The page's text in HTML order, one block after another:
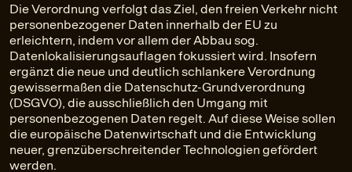
Die Verordnung verfolgt das Ziel, den freien Verkehr nicht
personenbezogener Daten innerhalb der EU zu
erleichtern, indem vor allem der Abbau sog.
Datenlokalisierungsauflagen fokussiert wird. Insofern
ergänzt die neue und deutlich schlankere Verordnung
gewissermaßen die Datenschutz-Grundverordnung
(DSGVO), die ausschließlich den Umgang mit
personenbezogenen Daten regelt. Auf diese Weise sollen
die europäische Datenwirtschaft und die Entwicklung
neuer, grenzüberschreitender Technologien gefördert
werden.